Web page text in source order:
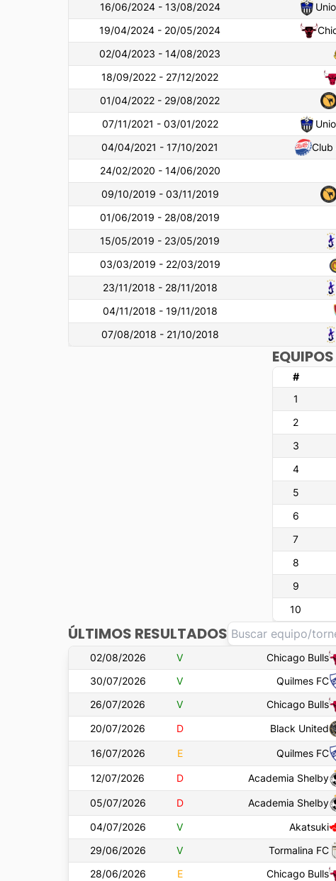
16/06/2024 - 13/08/2024
19/04/2024 - 20/05/2024
02/04/2023 - 14/08/2023
18/09/2022 - 27/12/2022
01/04/2022 - 29/08/2022
07/11/2021 - 03/01/2022
04/04/2021 - 17/10/2021
Club
24/02/2020 - 14/06/2020
09/10/2019 - 03/11/2019
01/06/2019 - 28/08/2019
15/05/2019 - 23/05/2019
03/03/2019 - 22/03/2019
23/11/2018 - 28/11/2018
04/11/2018 - 19/11/2018
07/08/2018 - 21/10/2018
#
1
2
3
4
5
6
7
8
9
10
ÚLTIMOS RESULTADOS
02/08/2026 V Chicago Bulls
30/07/2026
V Quilmes FC
26/07/2026
V Chicago Bulls
20/07/2026
D Black United
16/07/2026 E Quilmes FC
12/07/2026 D Academia Shelby
05/07/2026 D Academia Shelby
04/07/2026
V Akatsuki
29/06/2026
V Tormalina FC
28/06/2026
E Chicago Bulls